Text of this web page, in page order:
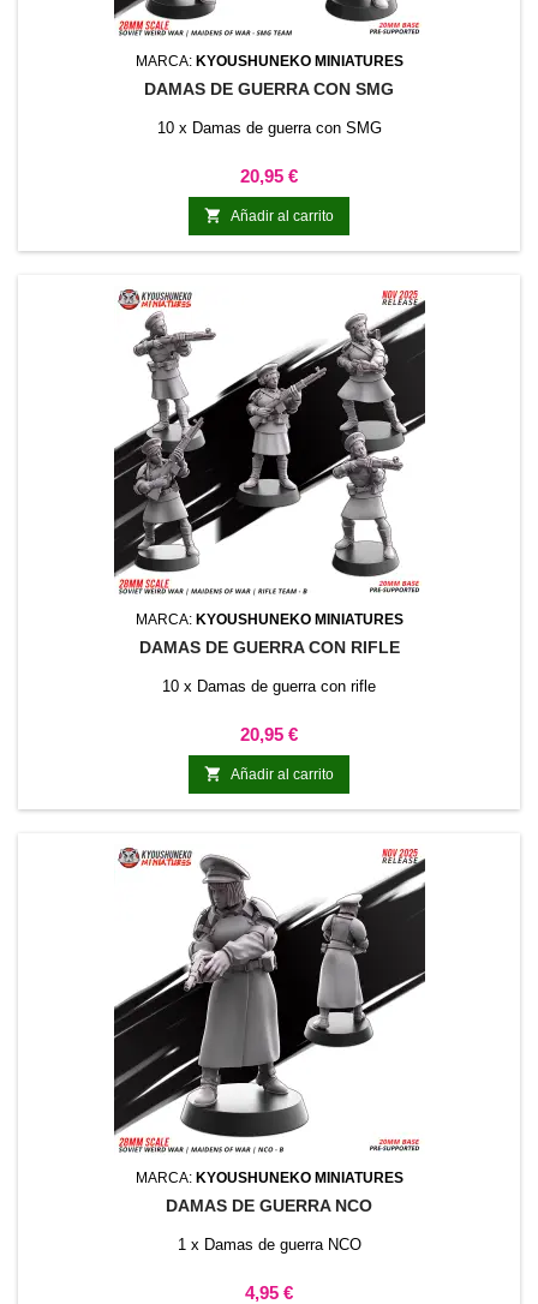
MARCA: KYOUSHUNEKO MINIATURES
DAMAS DE GUERRA CON SMG
10 x Damas de guerra con SMG
Precio
20,95 €
 Añadir al carrito
MARCA: KYOUSHUNEKO MINIATURES
DAMAS DE GUERRA CON RIFLE
10 x Damas de guerra con rifle
Precio
20,95 €
 Añadir al carrito
MARCA: KYOUSHUNEKO MINIATURES
DAMAS DE GUERRA NCO
1 x Damas de guerra NCO
Precio
4,95 €